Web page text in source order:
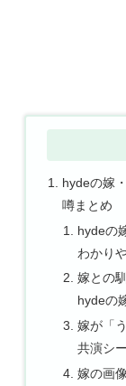
hydeの嫁
噂まとめ
hydeの
わかり
嫁との
hydeの
嫁が「
共演シ
嫁の画